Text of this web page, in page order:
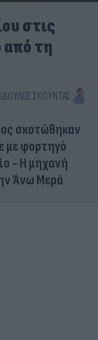
στις
από τη
ΣΚΟΎΝΤΑΣ
σκοτώθηκαν
με φορτηγό
- Η μηχανή
Άνω Μερά